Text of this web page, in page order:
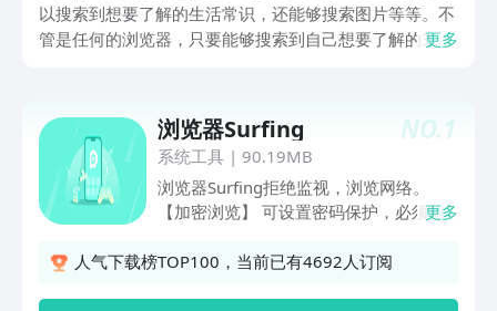
以搜索到想要了解的生活常识，还能够搜索图片等等。不
管是任何的浏览器，只要能够搜索到自己想要了解的东
机上就可以了。
更多
NO.1
浏览器Surfing
系统工具| 90.19MB
浏览器Surfing拒绝监视，浏览网络。
【加密浏览】 可设置密码保护，必须输
进入隐身模式浏览网页，不会留下任何历
更多
人气下载榜TOP100，当前已有4692人订阅